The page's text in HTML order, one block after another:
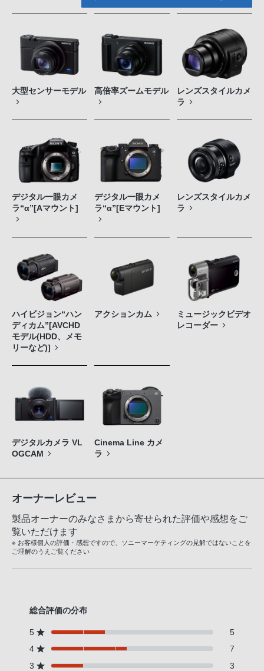
大型センサーモデル 高倍率ズームモデル
レンズスタイルカメ
ラ
デジタル一眼カメ
ラ“α”[Aマウント]
デジタル一眼カメ
ラ“α”[Eマウント]
レンズスタイルカメ
ラ
ハイビジョン“ハン
ディカム”[AVCHD
モデル(HDD、メモ
リーなど)]
アクションカム
ミュージックビデオ
レコーダー
デジタルカメラ VL
OGCAM
Cinema Line カメ
ラ
オーナーレビュー
製品オーナーのみなさまから寄せられた評価や感想をご
覧いただけます
※ お客様個人の評価・感想ですので、ソニーマーケティングの見解ではないことを
ご理解のうえご覧ください
総合評価の分布
5
5
4
7
3
3